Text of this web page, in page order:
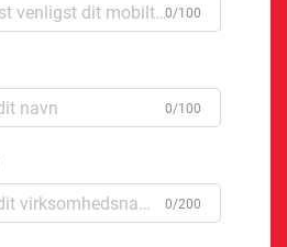
0/100
0/100
0/200